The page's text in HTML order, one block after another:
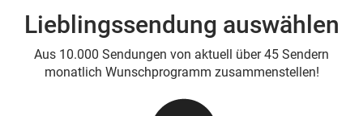
Lieblingssendung auswählen
Aus 10.000 Sendungen von aktuell über 45 Sendern
monatlich Wunschprogramm zusammenstellen!